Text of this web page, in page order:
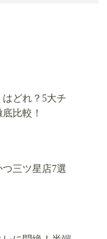
どれ？5大チ
比較！
三ツ星店7選